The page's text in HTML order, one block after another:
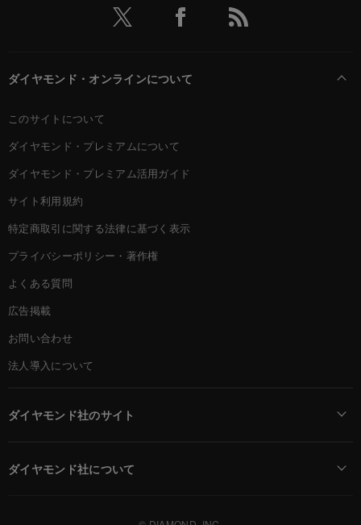
ダイヤモンド・オンラインについて
このサイトについて
ダイヤモンド・プレミアムについて
ダイヤモンド・プレミアム活用ガイド
サイト利用規約
特定商取引に関する法律に基づく表示
プライバシーポリシー・著作権
よくある質問
広告掲載
お問い合わせ
法人導入について
ダイヤモンド社のサイト
ダイヤモンド社について